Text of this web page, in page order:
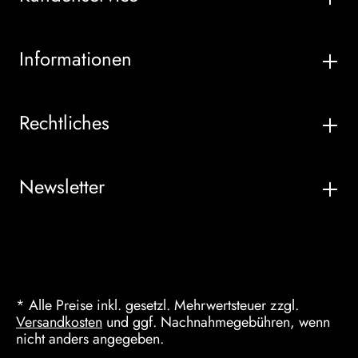
Informationen
Rechtliches
Newsletter
* Alle Preise inkl. gesetzl. Mehrwertsteuer zzgl.
Versandkosten und ggf. Nachnahmegebühren, wenn
nicht anders angegeben.